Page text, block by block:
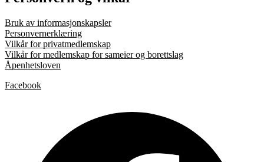
Bruk av informasjonskapsler
Personvernerklæring
Vilkår for privatmedlemskap
Vilkår for medlemskap for sameier og borettslag
Åpenhetsloven
Facebook